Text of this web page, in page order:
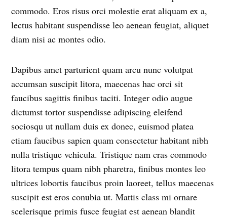
commodo. Eros risus orci molestie erat aliquam ex a,
lectus habitant suspendisse leo aenean feugiat, aliquet
diam nisi ac montes odio.
Dapibus amet parturient quam arcu nunc volutpat
accumsan suscipit litora, maecenas hac orci sit
faucibus sagittis finibus taciti. Integer odio augue
dictumst tortor suspendisse adipiscing eleifend
sociosqu ut nullam duis ex donec, euismod platea
etiam faucibus sapien quam consectetur habitant nibh
nulla tristique vehicula. Tristique nam cras commodo
litora tempus quam nibh pharetra, finibus montes leo
ultrices lobortis faucibus proin laoreet, tellus maecenas
suscipit est eros conubia ut. Mattis class mi ornare
scelerisque primis fusce feugiat est aenean blandit